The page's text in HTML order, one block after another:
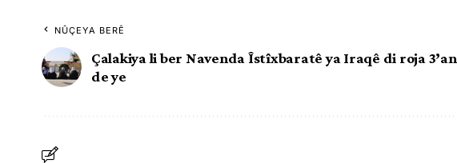
NÛÇEYA BERÊ
Çalakiya li ber Navenda Îstîxbaratê ya Iraqê di roja 3’an
de ye